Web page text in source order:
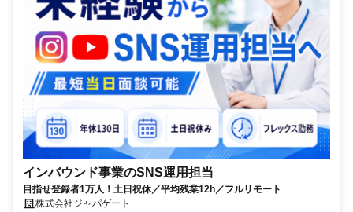
インバウンド事業のSNS運用担当
目指せ登録者1万人！土日祝休／平均残業12h／フルリモート
株式会社ジャパゲート